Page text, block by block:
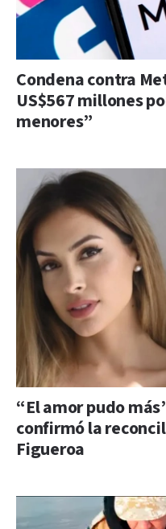
Condena contra
US$567 millones
menores”
“El amor pudo
confirmó la
Figueroa